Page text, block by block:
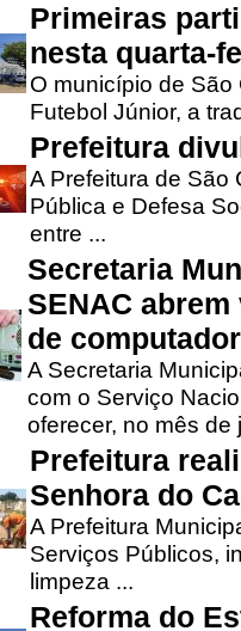
Primeiras
nesta quarta-
O município de
Futebol Júnior, a
Prefeitura
A Prefeitura de São
Pública e Defesa
entre ...
Secretaria
SENAC
de
A Secretaria
com o Serviço
oferecer, no mês de
Prefeitura
Senhora do
A Prefeitura
Serviços Públicos,
limpeza ...
Reforma do